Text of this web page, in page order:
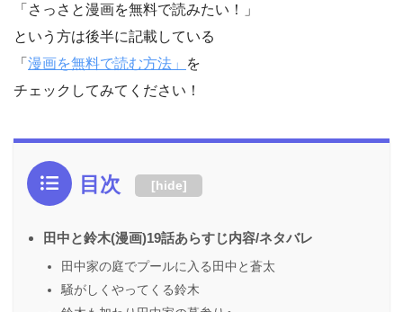
「さっさと漫画を無料で読みたい！」
という方は後半に記載している
「 漫画を無料で読む方法」
を
チェックしてみてください！
目次 [hide]
田中と鈴木(漫画)19話あらすじ内容/ネタバレ
田中家の庭でプールに入る田中と蒼太
騒がしくやってくる鈴木